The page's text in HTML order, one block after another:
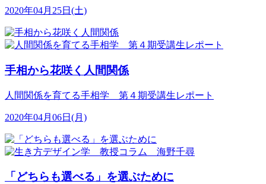
2020年04月25日(土)
手相から花咲く人間関係
人間関係を育てる手相学 第４期受講生レポート
2020年04月06日(月)
「どちらも選べる」を選ぶために